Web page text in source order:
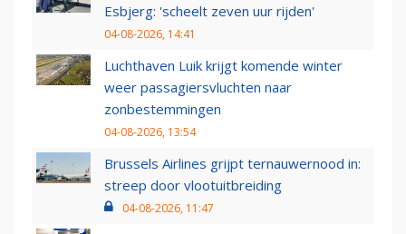
Esbjerg: 'scheelt zeven uur rijden'
04-08-2026, 14:41
Luchthaven Luik krijgt komende winter
weer passagiersvluchten naar
zonbestemmingen
04-08-2026, 13:54
Brussels Airlines grijpt ternauwernood in:
streep door vlootuitbreiding
04-08-2026, 11:47